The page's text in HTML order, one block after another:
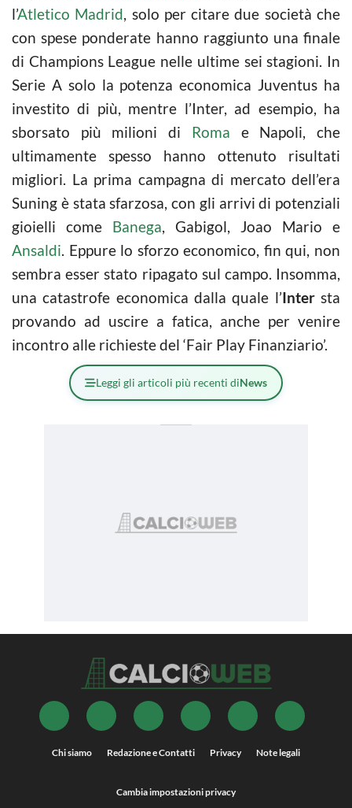
l’Atletico Madrid, solo per citare due società che
con spese ponderate hanno raggiunto una finale
di Champions League nelle ultime sei stagioni. In
Serie A solo la potenza economica Juventus ha
investito di più, mentre l’Inter, ad esempio, ha
sborsato più milioni di Roma e Napoli, che
ultimamente spesso hanno ottenuto risultati
migliori. La prima campagna di mercato dell’era
Suning è stata sfarzosa, con gli arrivi di potenziali
gioielli come Banega, Gabigol, Joao Mario e
Ansaldi. Eppure lo sforzo economico, fin qui, non
sembra esser stato ripagato sul campo. Insomma,
una catastrofe economica dalla quale l’Intersta
provando ad uscire a fatica, anche per venire
incontro alle richieste del ‘Fair Play Finanziario’.
Leggi gli articoli più recenti diNews
Chi siamo Redazione e Contatti Privacy Note legali
Cambia impostazioni privacy